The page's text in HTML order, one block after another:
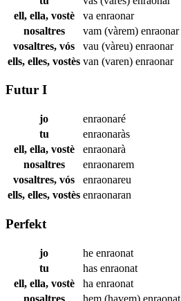
ell, ella, vostè
va enraonar
nosaltres
vam (vàrem) enraonar
vosaltres, vós
vau (vàreu) enraonar
ells, elles, vostès van (varen) enraonar
Futur I
jo
enraonaré
tu
enraonaràs
ell, ella, vostè
enraonarà
nosaltres
enraonarem
vosaltres, vós
enraonareu
ells, elles, vostès enraonaran
Perfekt
jo he enraonat
tu
has enraonat
ell, ella, vostè
ha enraonat
nosaltres
hem (havem) enraonat